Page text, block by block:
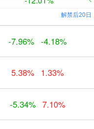
-7.96% -4.18%
5.38% 1.33%
-5.34% 7.10%